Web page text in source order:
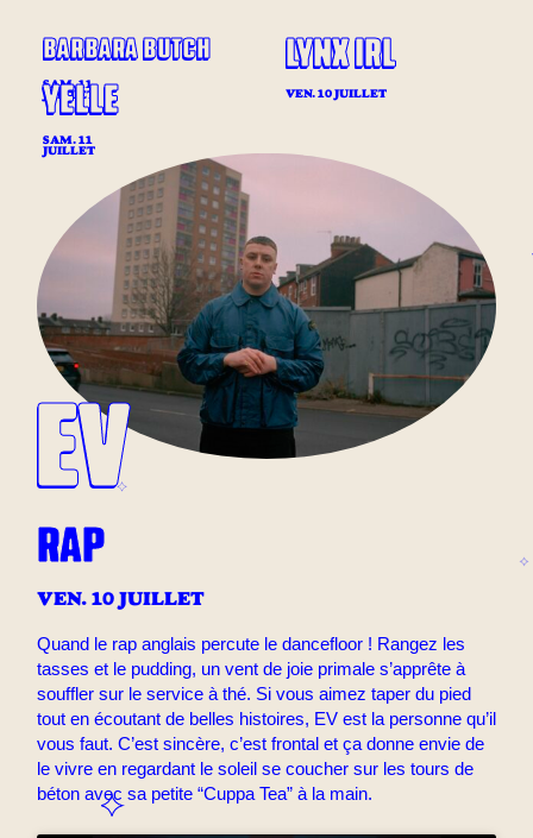
BARBARA BUTCH
SAM. 11
JUILLET
LYNX IRL
VEN. 10 JUILLET
YELLE
SAM. 11
JUILLET
EV
RAP
VEN. 10 JUILLET
Quand le rap anglais percute le dancefloor ! Rangez les
tasses et le pudding, un vent de joie primale s’apprête à
souffler sur le service à thé. Si vous aimez taper du pied
tout en écoutant de belles histoires, EV est la personne qu’il
vous faut. C’est sincère, c’est frontal et ça donne envie de
le vivre en regardant le soleil se coucher sur les tours de
béton avec sa petite “Cuppa Tea” à la main.